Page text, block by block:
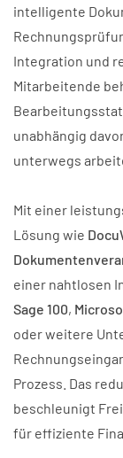
intelligente
Integration und
Mitarbeitende
unabhängig
unterwegs
Mit einer
Lösung wie
einer nahtlosen
Sage 100,
oder weitere
Prozess. Das
beschleunigt
für effiziente